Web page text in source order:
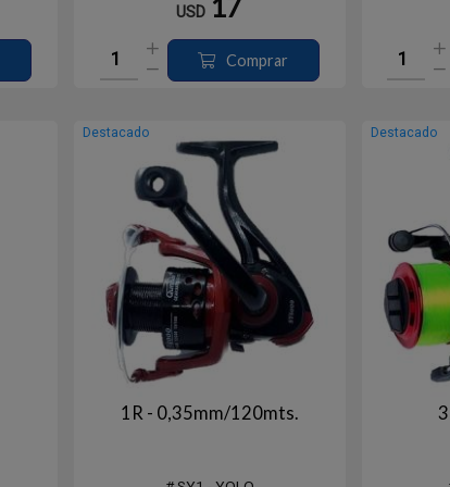
● Piñón y Corona REFORZADO en
● Recuperación 5,2:1
USD
Comprar
Destacado
1R - 0,35mm/120mts.
Destacado